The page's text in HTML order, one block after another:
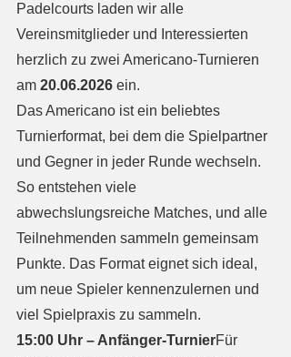
Padelcourts laden wir alle
Vereinsmitglieder und Interessierten
herzlich zu zwei Americano-Turnieren
am 20.06.2026 ein.
Das Americano ist ein beliebtes
Turnierformat, bei dem die Spielpartner
und Gegner in jeder Runde wechseln.
So entstehen viele
abwechslungsreiche Matches, und alle
Teilnehmenden sammeln gemeinsam
Punkte. Das Format eignet sich ideal,
um neue Spieler kennenzulernen und
viel Spielpraxis zu sammeln.
15:00 Uhr – Anfänger-TurnierFür